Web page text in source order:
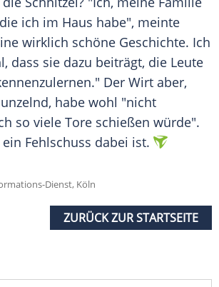
ich im Haus habe", meinte
wirklich schöne Geschichte. Ich
dass sie dazu beiträgt, die Leute
Der Wirt aber,
habe wohl "nicht
so viele Tore schießen würde".
Fehlschuss dabei ist.
Dienst, Köln
ZURÜCK ZUR STARTSEITE